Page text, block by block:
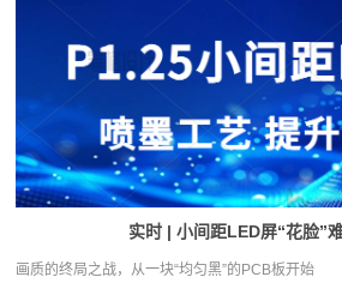
实时 | 小间距LED屏“花脸”
画质的终局之战，从一块“均匀黑”的PCB板开始